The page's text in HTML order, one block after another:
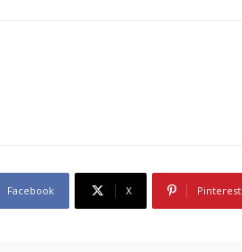
Facebook X Pinterest